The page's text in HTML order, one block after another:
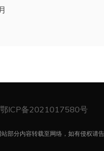
鄂ICP备2021017580号
部分内容转载至网络，如有侵权请